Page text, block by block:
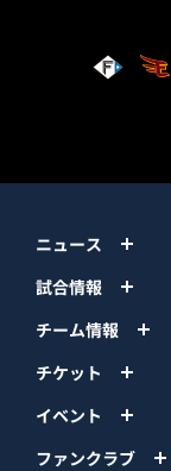
ニュース
試合情報
チーム情報
チケット
イベント
ファンクラブ